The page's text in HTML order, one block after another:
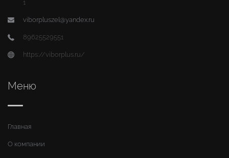
1
viborpluszel@yandex.ru
89625529551
https://viborplus.ru/
Меню
Главная
О компании